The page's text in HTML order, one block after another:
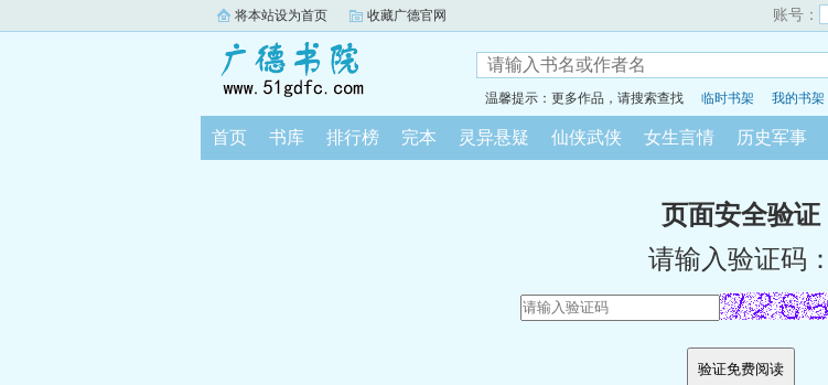
将本站设为首页 收藏广德官网 账号：
温馨提示：更多作品，请搜索查找 临时书架 我的书架
首页 书库 排行榜 完本 灵异悬疑 仙侠武侠 女生言情 历史军事
页面安全验证
请输入验证码：